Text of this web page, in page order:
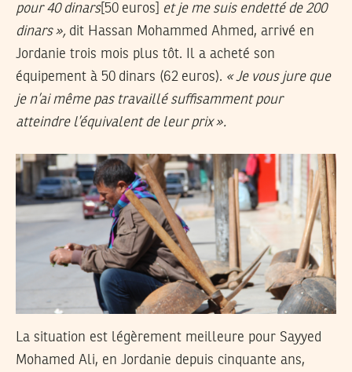
pour 40 dinars[50 euros]
et je me suis endetté de 200
dinars », dit Hassan Mohammed Ahmed, arrivé en
Jordanie trois mois plus tôt. Il a acheté son
équipement à 50 dinars (62 euros). «Je vous jure que
je n’ai même pas travaillé suffisamment pour
atteindre l’équivalent de leur prix ».
La situation est légèrement meilleure pour Sayyed
Mohamed Ali, en Jordanie depuis cinquante ans,